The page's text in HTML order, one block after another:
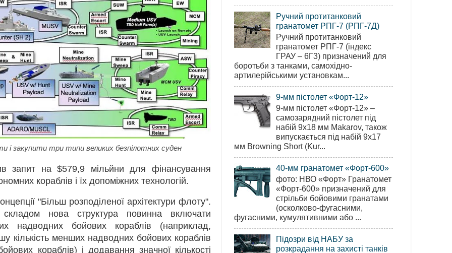
і закупити три типи великих безпілотних суден
запит на $579,9 мільйни для фінансування
кораблів і їх допоміжних технологій.
"Більш розподіленої архітектури флоту".
нова структура повинна включати
надводних бойових кораблів (наприклад,
кількість менших надводних бойових кораблів
кораблів) і додавання значної кількості
Ручний протитанковий
гранатомет РПГ-7 (РПГ-7Д)
Ручний протитанковий
гранатомет РПГ-7 (індекс
ГРАУ – 6Г3) призначений для
боротьби з танками, самохідно-
артилерійськими установкам...
9-мм пістолет «Форт-12»
9-мм пістолет «Форт-12» –
самозарядний пістолет під
набій 9х18 мм Makarov, також
випускається під набій 9х17
мм Browning Short (Kur...
40-мм гранатомет «Форт-600»
фото: НВО «Форт» Гранатомет
«Форт-600» призначений для
стрільби бойовими гранатами
(осколково-фугасними,
фугасними, кумулятивними або ...
Підозри від НАБУ за
розкрадання на захисті танків